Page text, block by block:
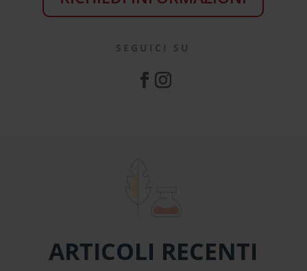
SEGUICI SU
ARTICOLI RECENTI